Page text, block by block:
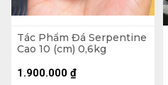
Tác Phẩm Đá Serpentine
Cao 10 (cm) 0,6kg
1.900.000 ₫